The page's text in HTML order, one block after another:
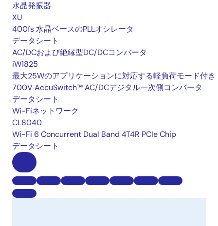
水晶発振器
XU
400fs 水晶ベースのPLLオシレータ
データシート
AC/DCおよび絶縁型DC/DCコンバータ
iW1825
最大25Wのアプリケーションに対応する軽負荷モード付き
700V AccuSwitch™ AC/DCデジタル一次側コンバータ
データシート
Wi-Fiネットワーク
CL8040
Wi-Fi 6 Concurrent Dual Band 4T4R PCIe Chip
データシート